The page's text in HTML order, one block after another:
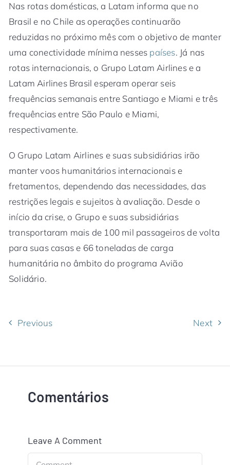
Nas rotas domésticas, a Latam informa que no
Brasil e no Chile as operações continuarão
reduzidas no próximo mês com o objetivo de manter
uma conectividade mínima nesses países. Já nas
rotas internacionais, o Grupo Latam Airlines e a
Latam Airlines Brasil esperam operar seis
frequências semanais entre Santiago e Miami e três
frequências entre São Paulo e Miami,
respectivamente.
O Grupo Latam Airlines e suas subsidiárias irão
manter voos humanitários internacionais e
fretamentos, dependendo das necessidades, das
restrições legais e sujeitos à avaliação. Desde o
início da crise, o Grupo e suas subsidiárias
transportaram mais de 100 mil passageiros de volta
para suas casas e 66 toneladas de carga
humanitária no âmbito do programa Avião
Solidário.
Previous Next
Comentários
Leave A Comment
Comment